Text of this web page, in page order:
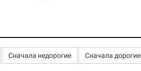
Сначала недорогие Сначала дорогие